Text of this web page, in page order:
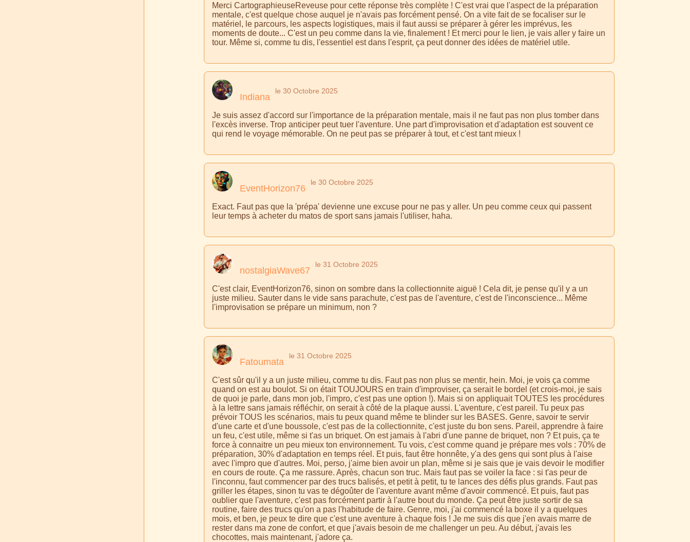
Merci CartographieuseReveuse pour cette réponse très complète ! C'est vrai que l'aspect de la préparation
mentale, c'est quelque chose auquel je n'avais pas forcément pensé. On a vite fait de se focaliser sur le
matériel, le parcours, les aspects logistiques, mais il faut aussi se préparer à gérer les imprévus, les
moments de doute... C'est un peu comme dans la vie, finalement ! Et merci pour le lien, je vais aller y faire un
tour. Même si, comme tu dis, l'essentiel est dans l'esprit, ça peut donner des idées de matériel utile.
Indiana
le 30 Octobre 2025
Je suis assez d'accord sur l'importance de la préparation mentale, mais il ne faut pas non plus tomber dans
l'excès inverse. Trop anticiper peut tuer l'aventure. Une part d'improvisation et d'adaptation est souvent ce
qui rend le voyage mémorable. On ne peut pas se préparer à tout, et c'est tant mieux !
EventHorizon76
le 30 Octobre 2025
Exact. Faut pas que la 'prépa' devienne une excuse pour ne pas y aller. Un peu comme ceux qui passent
leur temps à acheter du matos de sport sans jamais l'utiliser, haha.
nostalgiaWave67
le 31 Octobre 2025
C'est clair, EventHorizon76, sinon on sombre dans la collectionnite aiguë ! Cela dit, je pense qu'il y a un
juste milieu. Sauter dans le vide sans parachute, c'est pas de l'aventure, c'est de l'inconscience... Même
l'improvisation se prépare un minimum, non ?
Fatoumata
le 31 Octobre 2025
C'est sûr qu'il y a un juste milieu, comme tu dis. Faut pas non plus se mentir, hein. Moi, je vois ça comme
quand on est au boulot. Si on était TOUJOURS en train d'improviser, ça serait le bordel (et crois-moi, je sais
de quoi je parle, dans mon job, l'impro, c'est pas une option !). Mais si on appliquait TOUTES les procédures
à la lettre sans jamais réfléchir, on serait à côté de la plaque aussi. L'aventure, c'est pareil. Tu peux pas
prévoir TOUS les scénarios, mais tu peux quand même te blinder sur les BASES. Genre, savoir te servir
d'une carte et d'une boussole, c'est pas de la collectionnite, c'est juste du bon sens. Pareil, apprendre à faire
un feu, c'est utile, même si t'as un briquet. On est jamais à l'abri d'une panne de briquet, non ? Et puis, ça te
force à connaitre un peu mieux ton environnement. Tu vois, c'est comme quand je prépare mes vols : 70% de
préparation, 30% d'adaptation en temps réel. Et puis, faut être honnête, y'a des gens qui sont plus à l'aise
avec l'impro que d'autres. Moi, perso, j'aime bien avoir un plan, même si je sais que je vais devoir le modifier
en cours de route. Ça me rassure. Après, chacun son truc. Mais faut pas se voiler la face : si t'as peur de
l'inconnu, faut commencer par des trucs balisés, et petit à petit, tu te lances des défis plus grands. Faut pas
griller les étapes, sinon tu vas te dégoûter de l'aventure avant même d'avoir commencé. Et puis, faut pas
oublier que l'aventure, c'est pas forcément partir à l'autre bout du monde. Ça peut être juste sortir de sa
routine, faire des trucs qu'on a pas l'habitude de faire. Genre, moi, j'ai commencé la boxe il y a quelques
mois, et ben, je peux te dire que c'est une aventure à chaque fois ! Je me suis dis que j'en avais marre de
rester dans ma zone de confort, et que j'avais besoin de me challenger un peu. Au début, j'avais les
chocottes, mais maintenant, j'adore ça.